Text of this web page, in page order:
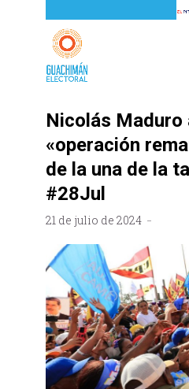
Nicolás Maduro
«operación
de la una de la
#28Jul
21 de julio de 2024